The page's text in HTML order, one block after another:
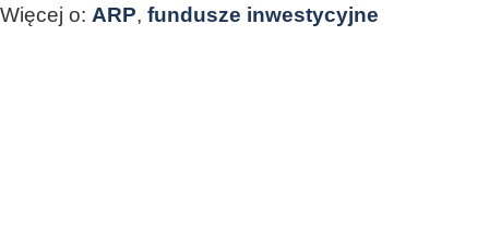
Więcej o: ARP, fundusze inwestycyjne